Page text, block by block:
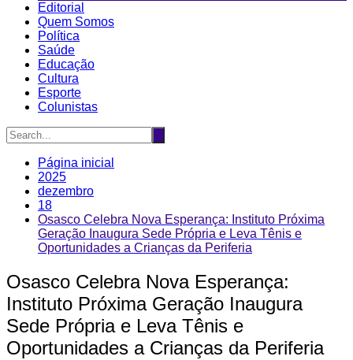
Editorial
Quem Somos
Política
Saúde
Educação
Cultura
Esporte
Colunistas
Página inicial
2025
dezembro
18
Osasco Celebra Nova Esperança: Instituto Próxima
Geração Inaugura Sede Própria e Leva Tênis e
Oportunidades a Crianças da Periferia
Osasco Celebra Nova Esperança:
Instituto Próxima Geração Inaugura
Sede Própria e Leva Tênis e
Oportunidades a Crianças da Periferia